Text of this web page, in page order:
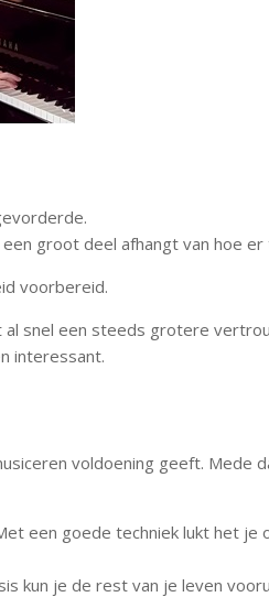
groot deel afhangt van hoe
voorbereid.
snel een steeds grotere
interessant.
voldoening geeft. Mede
een goede techniek lukt het je
kun je de rest van je leven